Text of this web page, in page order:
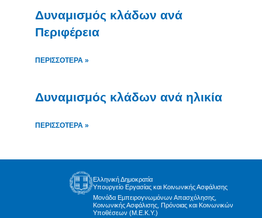
Δυναμισμός κλάδων ανά
Περιφέρεια
ΠΕΡΙΣΣΌΤΕΡΑ »
Δυναμισμός κλάδων ανά ηλικία
ΠΕΡΙΣΣΌΤΕΡΑ »
Ελληνική Δημοκρατία
Υπουργείο Εργασίας και Κοινωνικής Ασφάλισης
Μονάδα Εμπειρογνωμόνων Απασχόλησης,
Κοινωνικής Ασφάλισης, Πρόνοιας και Κοινωνικών
Υποθέσεων (Μ.Ε.Κ.Υ.)